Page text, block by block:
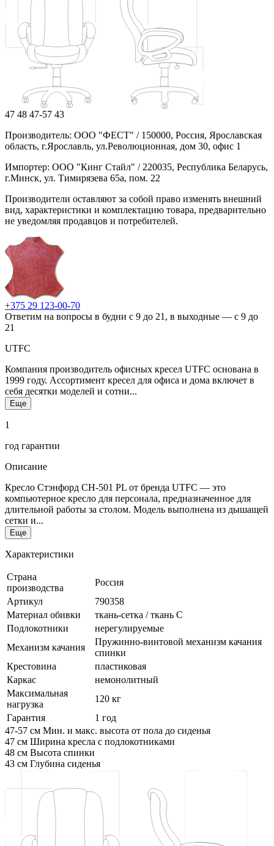
47 48 47-57 43
Производитель: ООО "ФЕСТ" / 150000, Россия, Ярославская
область, г.Ярославль, ул.Революционная, дом 30, офис 1
Импортер: ООО "Кинг Стайл" / 220035, Республика Беларусь,
г.Минск, ул. Тимирязева 65а, пом. 22
Производители оставляют за собой право изменять внешний
вид, характеристики и комплектацию товара, предварительно
не уведомляя продавцов и потребителей.
+375 29 123-00-70
Ответим на вопросы в будни с 9 до 21, в выходные — с 9 до
21
UTFC
Компания производитель офисных кресел UTFC основана в
1999 году. Ассортимент кресел для офиса и дома включет в
себя десятки моделей и сотни...
Еще
1
год гарантии
Описание
Кресло Стэнфорд CH-501 PL от бренда UTFC — это
компьютерное кресло для персонала, предназначенное для
длительной работы за столом. Модель выполнена из дышащей
сетки и...
Еще
Характеристики
Страна
производства
Россия
Артикул
790358
Материал обивки
ткань-сетка / ткань C
Подлокотники
нерегулируемые
Механизм качания
Пружинно-винтовой механизм качания
спинки
Крестовина
пластиковая
Каркас
немонолитный
Максимальная
нагрузка
120 кг
Гарантия
1 год
47-57 см Мин. и макс. высота от пола до сиденья
47 см Ширина кресла с подлокотниками
48 см Высота спинки
43 см Глубина сиденья